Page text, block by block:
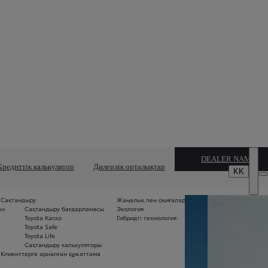
калькулятор Дилерлік орталықтар
DEALER NAME
Сақтандыру
Сақтандыру бағдарламасы
Toyota Каско
Toyota Safe
Toyota Life
Сақтандыру калькуляторы
Клиенттерге арналған құжаттама
Жаңалық пен оқиғалар
Экология
Гибридті технология
KK